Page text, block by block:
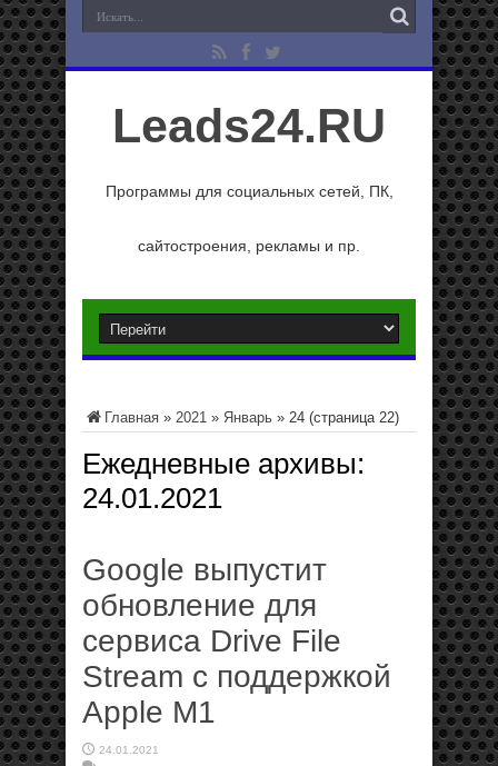
Leads24.RU
Программы для социальных сетей, ПК,
сайтостроения, рекламы и пр.
Главная » 2021 » Январь » 24 (страница 22)
Ежедневные архивы:
24.01.2021
Google выпустит
обновление для
сервиса Drive File
Stream с поддержкой
Apple M1
24.01.2021